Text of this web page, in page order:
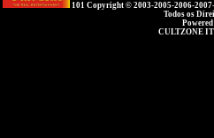
101 Copyright © 2003-2005-2006-
Todos os
CULTZONE